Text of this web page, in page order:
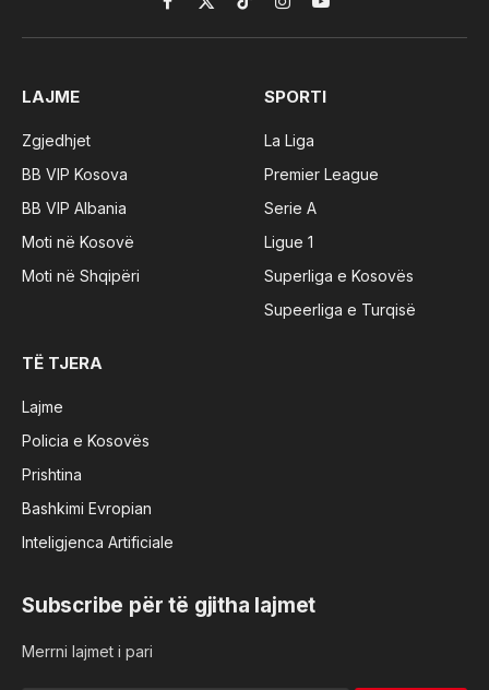
Facebook
X
(Twitter)
TikTokInstagramYouTube
LAJME
Zgjedhjet
BB VIP Kosova
BB VIP Albania
Moti në Kosovë
Moti në Shqipëri
SPORTI
La Liga
Premier League
Serie A
Ligue 1
Superliga e Kosovës
Supeerliga e Turqisë
TË TJERA
Lajme
Policia e Kosovës
Prishtina
Bashkimi Evropian
Inteligjenca Artificiale
Subscribe për të gjitha lajmet
Merrni lajmet i pari